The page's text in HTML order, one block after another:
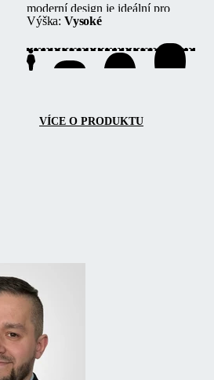
moderní design je ideální pro
bazény umístěné vedle budov
nebo stěn.
Výška: Vysoké
VÍCE O PRODUKTU